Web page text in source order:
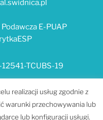
E-PUAP
TCUBS-19
"Latawiec" --- MPI
realizacji usług zgodnie z
warunki przechowywania lub
lub konfiguracji usługi.